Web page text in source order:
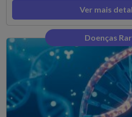
Ver mais
Doenças